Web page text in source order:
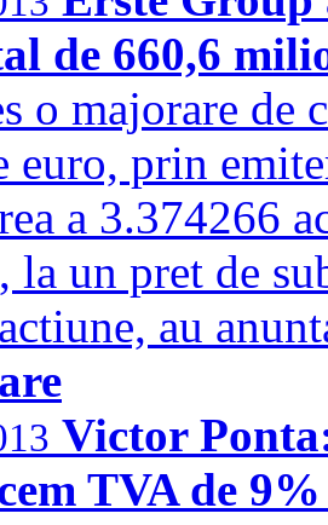
de 660,6
o majorare de
euro, prin
a 3.374266
la un pret de
au
Victor
TVA de